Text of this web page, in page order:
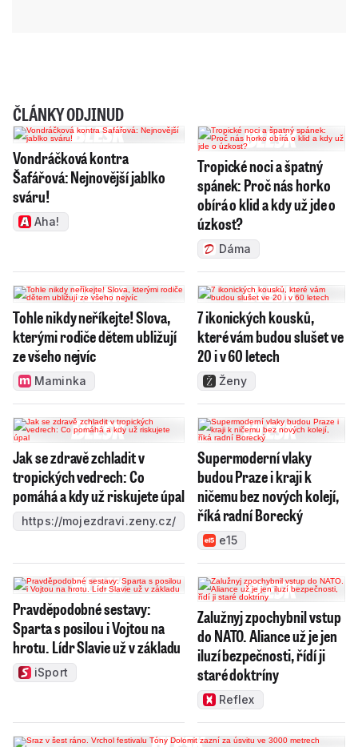
ČLÁNKY ODJINUD
Vondráčková kontra
Šafářová: Nejnovější jablko
sváru!
Aha!
Tropické noci a špatný
spánek: Proč nás horko
obírá o klid a kdy už jde o
úzkost?
Dáma
Tohle nikdy neříkejte! Slova,
kterými rodiče dětem ubližují
ze všeho nejvíc
Maminka
7 ikonických kousků,
které vám budou slušet ve
20 i v 60 letech
Ženy
Jak se zdravě zchladit v
tropických vedrech: Co
pomáhá a kdy už riskujete úpal
https://mojezdravi.zeny.cz/
Supermoderní vlaky
budou Praze i kraji k
ničemu bez nových kolejí,
říká radní Borecký
e15
Pravděpodobné sestavy:
Sparta s posilou i Vojtou na
hrotu. Lídr Slavie už v základu
iSport
Zalužnyj zpochybnil vstup
do NATO. Aliance už je jen
iluzí bezpečnosti, řídí ji
staré doktríny
Reflex